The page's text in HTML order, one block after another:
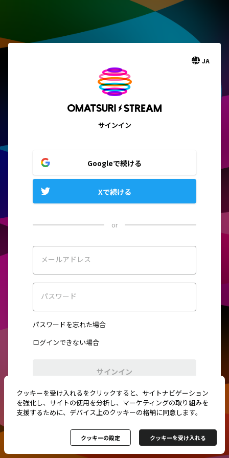
JA
サインイン
Googleで続ける
Xで続ける
or
メールアドレス
パスワード
パスワードを忘れた場合
ログインできない場合
サインイン
初めてご利用ですか？新規登録
クッキーを受け入れるをクリックすると、サイトナビゲーション
を強化し、サイトの使用を分析し、マーケティングの取り組みを
支援するために、デバイス上のクッキーの格納に同意します。
クッキーの設定 クッキーを受け入れる